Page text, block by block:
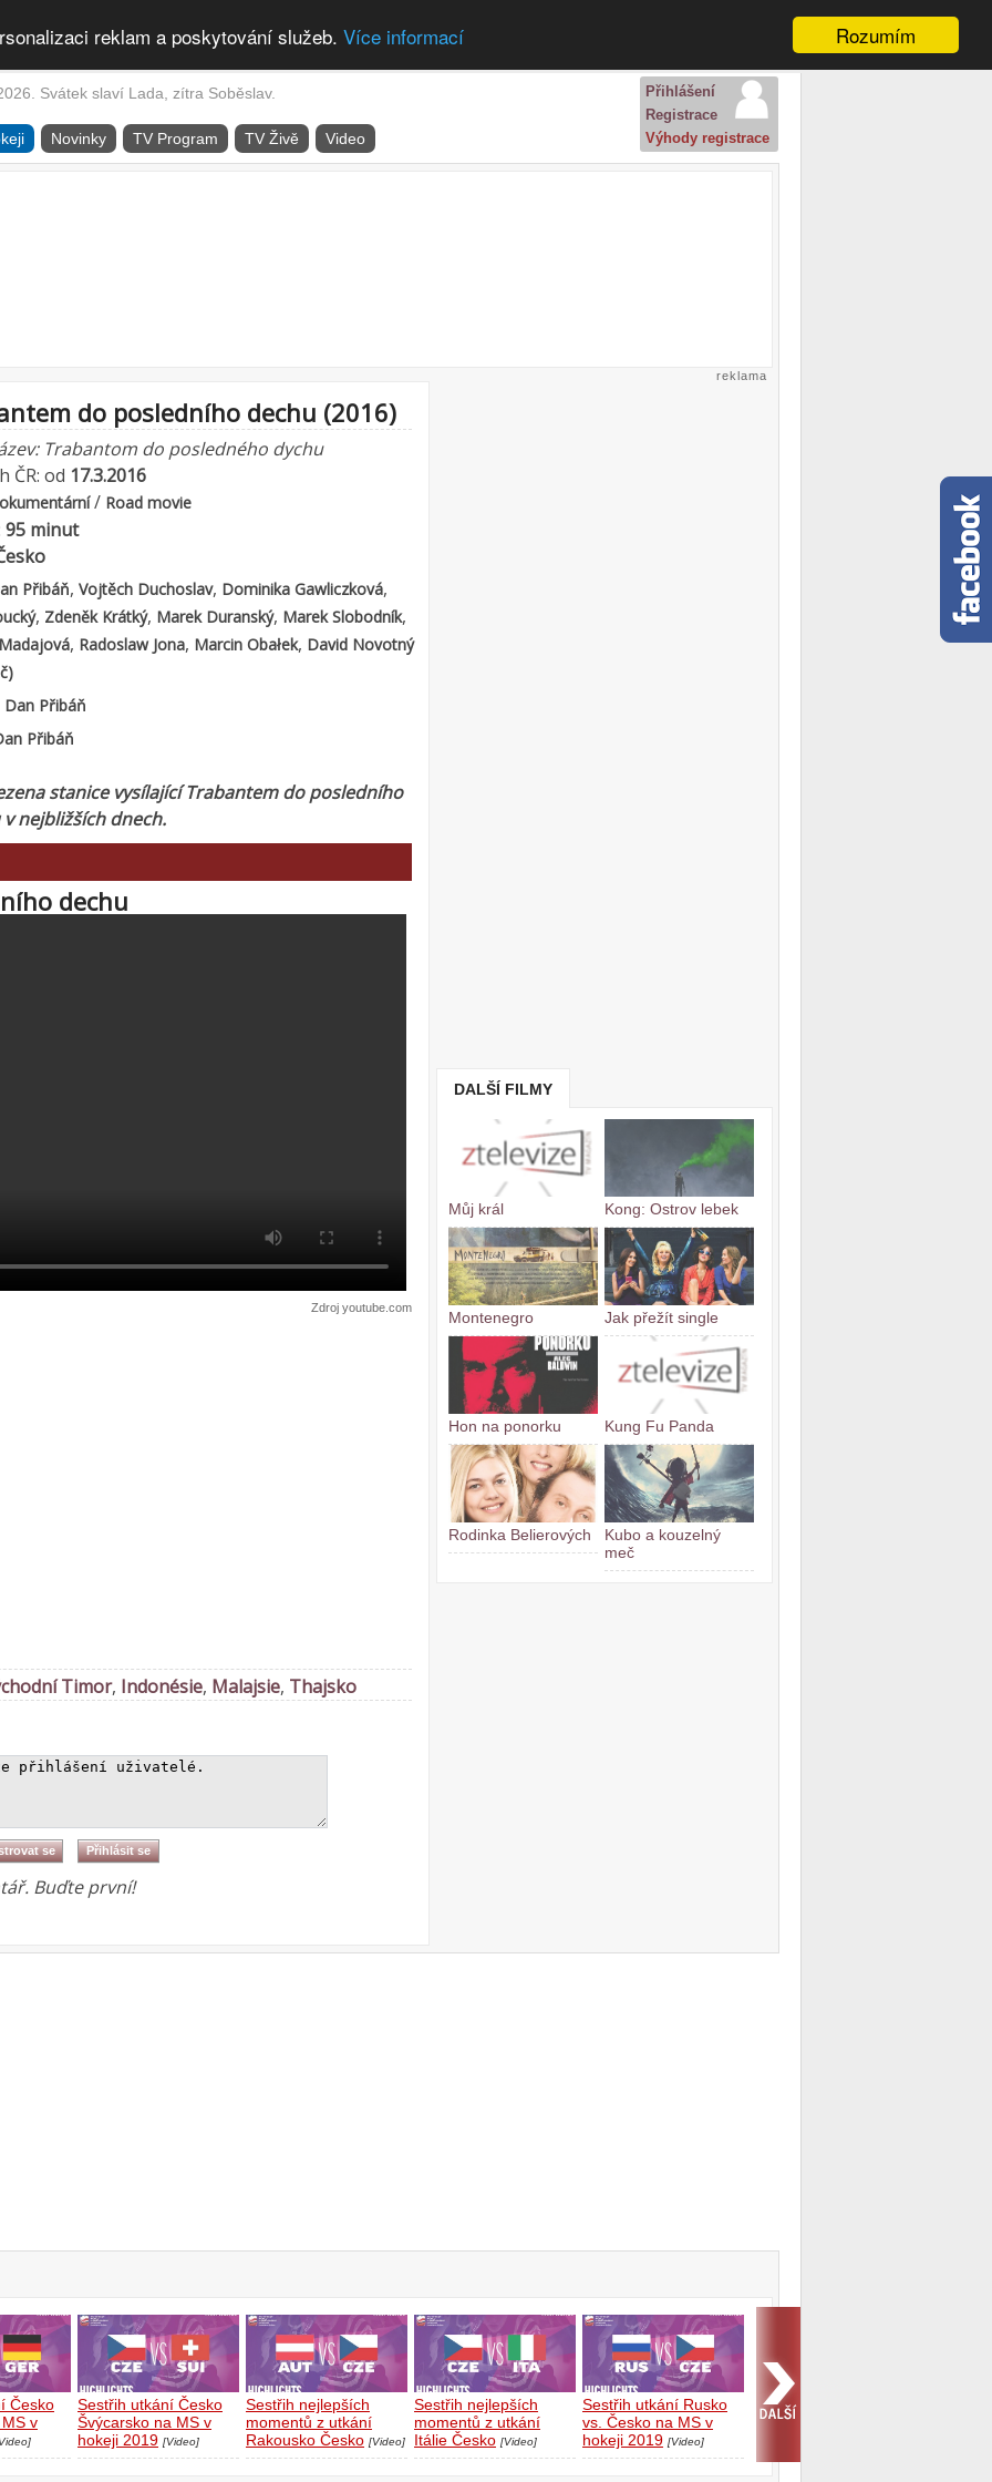
Rozumím
reklam a poskytování služeb. Více informací
Svátek slaví Lada, zítra Soběslav.
Novinky TV Program TV Živě Video
Přihlášení
Registrace
Výhody registrace
reklama
DALŠÍ FILMY
Můj král Kong: Ostrov lebek
Montenegro Jak přežít single
Hon na ponorku Kung Fu Panda
Rodinka Belierových
Kubo a kouzelný
meč
do posledního dechu (2016)
Trabantom do posledného dychu
ČR: od 17.3.2016
/ Road movie
95 minut
Přibáň, Vojtěch Duchoslav, Dominika Gawliczková,
, Zdeněk Krátký, Marek Duranský, Marek Slobodník,
, Radoslaw Jona, Marcin Obałek, David Novotný
Dan Přibáň
Přibáň
stanice vysílající Trabantem do posledního
nejbližších dnech.
dechu
Zdroj youtube.com
Timor, Indonésie, Malajsie, Thajsko
Buďte první!
Česko
v
Sestřih utkání Česko
Švýcarsko na MS v
hokeji 2019 [Video]
Sestřih nejlepších
momentů z utkání
Rakousko Česko [Video]
Sestřih nejlepších
momentů z utkání
Itálie Česko [Video]
Sestřih utkání Rusko
vs. Česko na MS v
hokeji 2019 [Video]